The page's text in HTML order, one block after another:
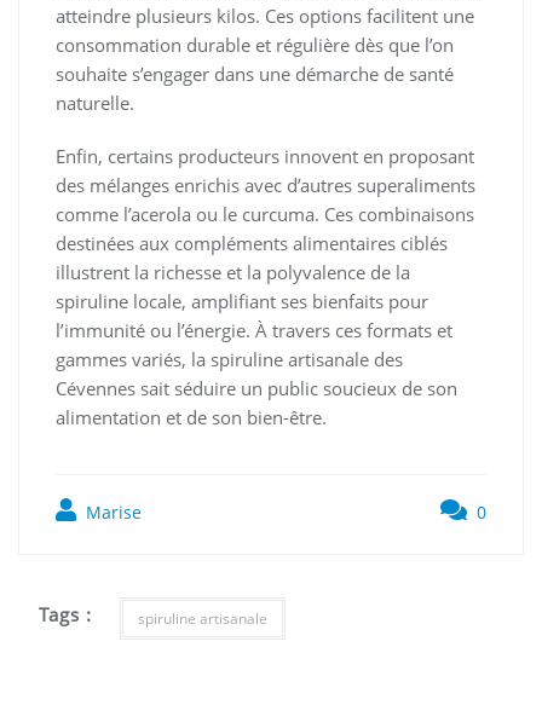
atteindre plusieurs kilos. Ces options facilitent une
consommation durable et régulière dès que l’on
souhaite s’engager dans une démarche de santé
naturelle.
Enfin, certains producteurs innovent en proposant
des mélanges enrichis avec d’autres superaliments
comme l’acerola ou le curcuma. Ces combinaisons
destinées aux compléments alimentaires ciblés
illustrent la richesse et la polyvalence de la
spiruline locale, amplifiant ses bienfaits pour
l’immunité ou l’énergie. À travers ces formats et
gammes variés, la spiruline artisanale des
Cévennes sait séduire un public soucieux de son
alimentation et de son bien-être.
Marise 0
Tags : spiruline artisanale